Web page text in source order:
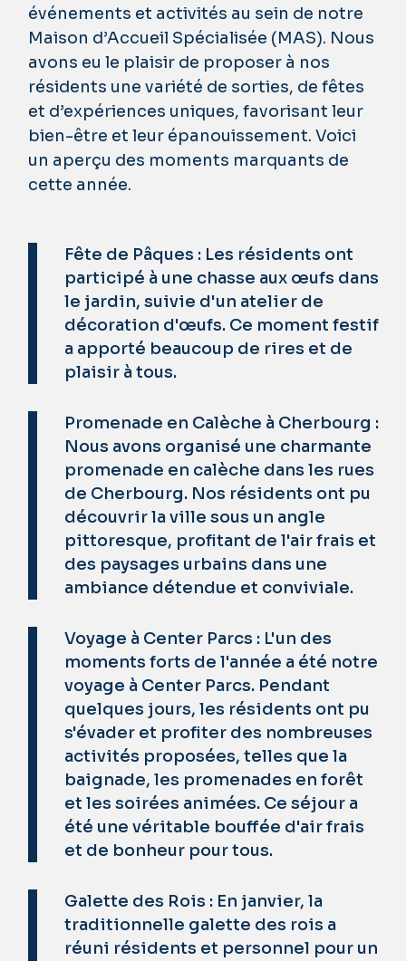
événements et activités au sein de notre
Maison d’Accueil Spécialisée (MAS). Nous
avons eu le plaisir de proposer à nos
résidents une variété de sorties, de fêtes
et d’expériences uniques, favorisant leur
bien-être et leur épanouissement. Voici
un aperçu des moments marquants de
cette année.
Fête de Pâques : Les résidents ont
participé à une chasse aux œufs dans
le jardin, suivie d'un atelier de
décoration d'œufs. Ce moment festif
a apporté beaucoup de rires et de
plaisir à tous.
Promenade en Calèche à Cherbourg :
Nous avons organisé une charmante
promenade en calèche dans les rues
de Cherbourg. Nos résidents ont pu
découvrir la ville sous un angle
pittoresque, profitant de l'air frais et
des paysages urbains dans une
ambiance détendue et conviviale.
Voyage à Center Parcs : L'un des
moments forts de l'année a été notre
voyage à Center Parcs. Pendant
quelques jours, les résidents ont pu
s'évader et profiter des nombreuses
activités proposées, telles que la
baignade, les promenades en forêt
et les soirées animées. Ce séjour a
été une véritable bouffée d'air frais
et de bonheur pour tous.
Galette des Rois : En janvier, la
traditionnelle galette des rois a
réuni résidents et personnel pour un